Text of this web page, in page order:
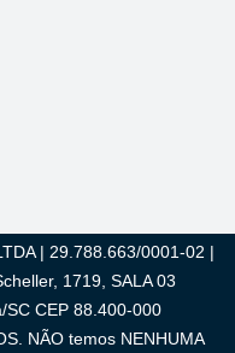
| 29.788.663/0001-02 |
1719, SALA 03
SC CEP 88.400-000
NÃO temos NENHUMA